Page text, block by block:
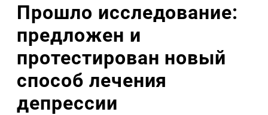
Прошло исследование:
предложен и
протестирован новый
способ лечения
депрессии